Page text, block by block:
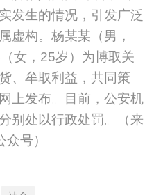
发生的情况，引发广泛
虚构。杨某某（男，
女，25岁）为博取关
、牟取利益，共同策
上发布。目前，公安机
别处以行政处罚。（来
号）